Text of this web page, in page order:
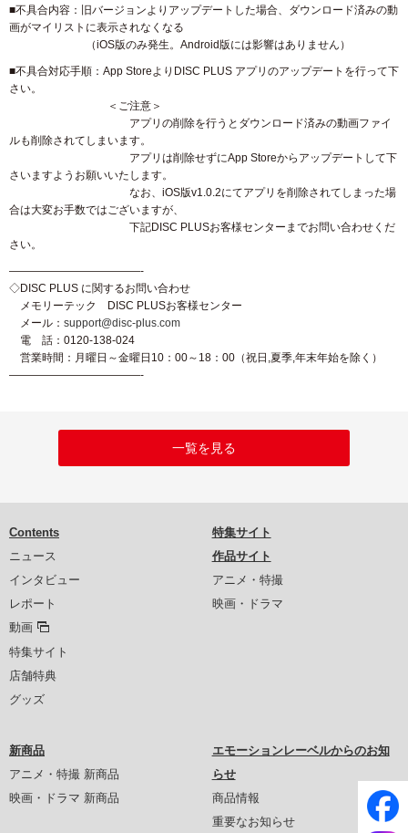
■不具合内容：旧バージョンよりアップデートした場合、ダウンロード済みの動
画がマイリストに表示されなくなる
（iOS版のみ発生。Android版には影響はありません）
■不具合対応手順：App StoreよりDISC PLUS アプリのアップデートを行って下
さい。
＜ご注意＞
アプリの削除を行うとダウンロード済みの動画ファイ
ルも削除されてしまいます。
アプリは削除せずにApp Storeからアップデートして下
さいますようお願いいたします。
なお、iOS版v1.0.2にてアプリを削除されてしまった場
合は大変お手数ではございますが、
下記DISC PLUSお客様センターまでお問い合わせくだ
さい。
————————————-
◇DISC PLUS に関するお問い合わせ
メモリーテック DISC PLUSお客様センター
メール： support@disc-plus.com
電 話：0120-138-024
営業時間：月曜日～金曜日10：00～18：00（祝日,夏季,年末年始を除く）
————————————-
一覧を見る
Contents
ニュース
インタビュー
レポート
動画
特集サイト
店舗特典
グッズ
特集サイト
作品サイト
アニメ・特撮
映画・ドラマ
新商品
アニメ・特撮 新商品
映画・ドラマ 新商品
エモーションレーベルからのお知
らせ
商品情報
重要なお知らせ